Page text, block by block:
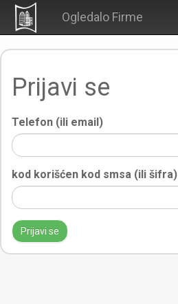
Ogledalo Firme
Prijavi se
Telefon (ili email)
kod korišćen kod smsa (ili šifra)
Prijavi se